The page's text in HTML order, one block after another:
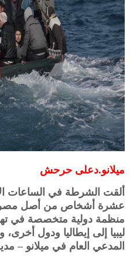
ميلانو.دعلى حرحش
ألقت الشرطة في الساعات
عشرة أشخاص من أصل مصري
منظمة دولية متخصصة في
ليبيا إلى إيطاليا ودول
المدعي العام في ميلانو –